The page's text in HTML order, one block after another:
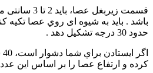
قسمت زيربغل
باشد . بايد به شیوه ای روي عصا تکيه
حدود 30 درجه تشکیل دهد .
کرده و ارتفاع عصا را بر اساس اين عدد